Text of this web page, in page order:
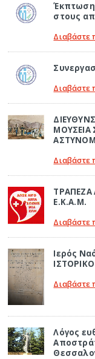
Έκπτωση
στους
Διαβάστε
Διαβάστε
ΜΟΥΣΕΙΑ
Διαβάστε
Ε.Κ.Α.Μ.
Διαβάστε
Ιερός
ΙΣΤΟΡΙΚΟ
Διαβάστε
Λόγος